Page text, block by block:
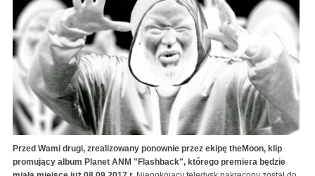
Przed Wami drugi, zrealizowany ponownie przez ekipę theMoon, klip
promujący album Planet ANM "Flashback", którego premiera będzie